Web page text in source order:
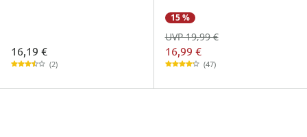
16,19 €
(2)
15 %
16,99 €
UVP 19,99 €
(47)